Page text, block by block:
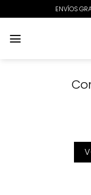
al
contenido
ENVÍOS